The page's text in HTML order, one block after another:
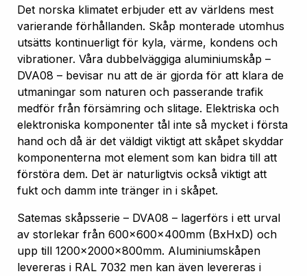
Det norska klimatet erbjuder ett av världens mest
varierande förhållanden. Skåp monterade utomhus
utsätts kontinuerligt för kyla, värme, kondens och
vibrationer. Våra dubbelväggiga aluminiumskåp –
DVA08 – bevisar nu att de är gjorda för att klara de
utmaningar som naturen och passerande trafik
medför från försämring och slitage. Elektriska och
elektroniska komponenter tål inte så mycket i första
hand och då är det väldigt viktigt att skåpet skyddar
komponenterna mot element som kan bidra till att
förstöra dem. Det är naturligtvis också viktigt att
fukt och damm inte tränger in i skåpet.
Satemas skåpsserie – DVA08 – lagerförs i ett urval
av storlekar från 600x600x400mm (BxHxD) och
upp till 1200x2000x800mm. Aluminiumskåpen
levereras i RAL 7032 men kan även levereras i